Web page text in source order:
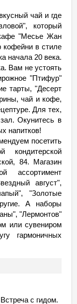
чай и где
который
"Месье Жан
кофейни в стиле
начала 20 века.
Вам не устоять
"Птифур"
тарты, "Десерт
чай и кофе,
Для тех,
Окунитесь в
напитков!
посетить
кондитерской
84. Магазин
ассортимент
август",
"Золотые
А наборы
"Лермонтов"
или сувениром
гармоничных
с гидом.